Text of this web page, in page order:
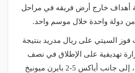
خارج أرض فريقه في مراحل
دولة واحدة خلال موسم واحد.
فوز السيتي على ريال مدريد بنتيجة
غزارة تهديفية على الإطلاق في نصف
نهائي دوري أبطال أوروبا ، إلى جانب أياكس 5-2 بايرن ميونيخ